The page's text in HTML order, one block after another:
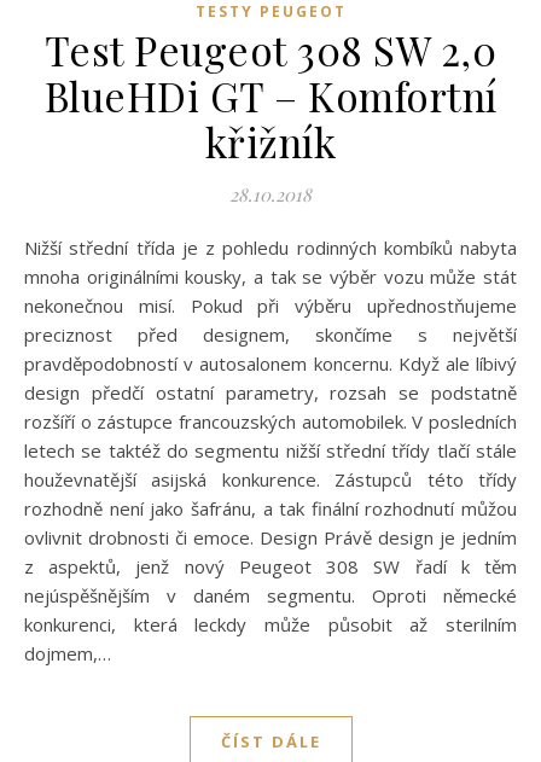
TESTY PEUGEOT
Test Peugeot 308 SW 2,0
BlueHDi GT – Komfortní
křižník
28.10.2018
Nižší střední třída je z pohledu rodinných kombíků nabyta
mnoha originálními kousky, a tak se výběr vozu může stát
nekonečnou misí. Pokud při výběru upřednostňujeme
preciznost před designem, skončíme s největší
pravděpodobností v autosalonem koncernu. Když ale líbivý
design předčí ostatní parametry, rozsah se podstatně
rozšíří o zástupce francouzských automobilek. V posledních
letech se taktéž do segmentu nižší střední třídy tlačí stále
houževnatější asijská konkurence. Zástupců této třídy
rozhodně není jako šafránu, a tak finální rozhodnutí můžou
ovlivnit drobnosti či emoce. Design Právě design je jedním
z aspektů, jenž nový Peugeot 308 SW řadí k těm
nejúspěšnějším v daném segmentu. Oproti německé
konkurenci, která leckdy může působit až sterilním
dojmem,…
ČÍST DÁLE